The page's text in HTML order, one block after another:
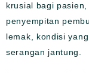
krusial bagi
penyempitan
lemak, kondisi
serangan jantung.